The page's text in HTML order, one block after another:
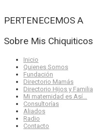
PERTENECEMOS A
Sobre Mis Chiquiticos
Inicio
Quienes Somos
Fundación
Directorio Mamás
Directorio Hijos y Familia
Mi maternidad es Así…
Consultorías
Aliados
Radio
Contacto